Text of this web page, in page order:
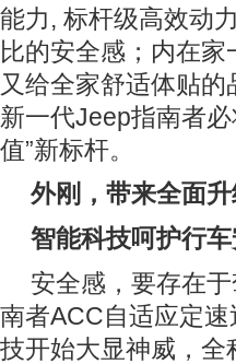
能力, 标杆级高效动
比的安全感；内在
又给全家舒适体贴的
新一代Jeep指南者
值”新标杆。
外刚，带来全面
智能科技呵护行
安全感，要存在
南者ACC自适应定
技开始大显神威，